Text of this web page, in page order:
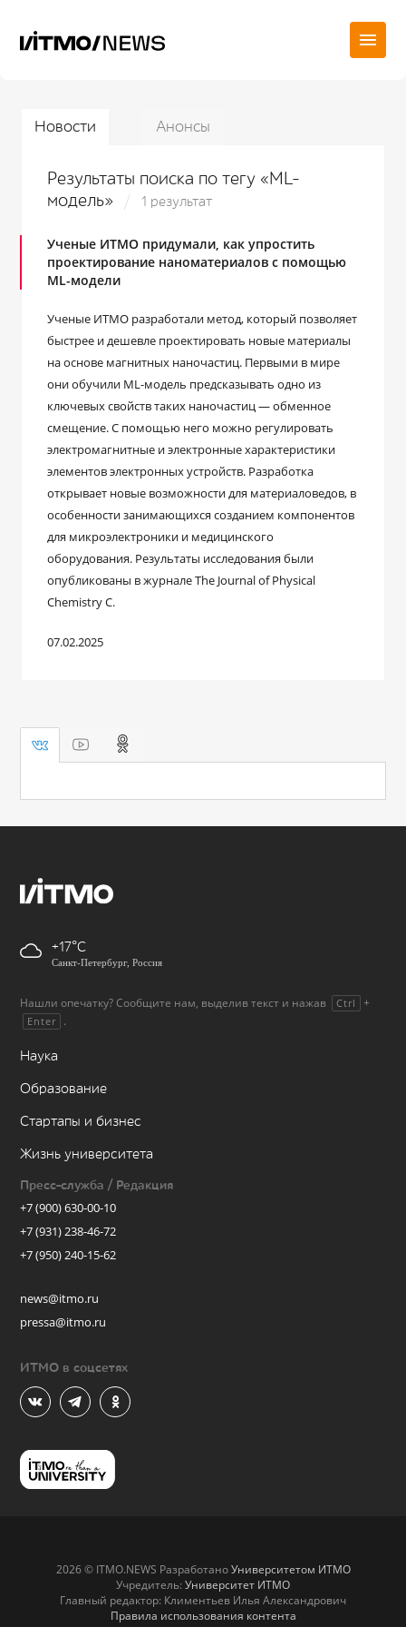
Новости Анонсы
Результаты поиска по тегу «ML-
модель»
1 результат
Ученые ИТМО придумали, как упростить
проектирование наноматериалов с помощью
ML-модели
Ученые ИТМО разработали метод, который позволяет
быстрее и дешевле проектировать новые материалы
на основе магнитных наночастиц. Первыми в мире
они обучили ML-модель предсказывать одно из
ключевых свойств таких наночастиц — обменное
смещение. С помощью него можно регулировать
электромагнитные и электронные характеристики
элементов электронных устройств. Разработка
открывает новые возможности для материаловедов, в
особенности занимающихся созданием компонентов
для микроэлектроники и медицинского
оборудования. Результаты исследования были
опубликованы в журнале The Journal of Physical
Chemistry С.
07.02.2025
+17
Санкт-Петербург, Россия
Нашли опечатку? Сообщите нам, выделив текст и нажав Ctrl +
Enter .
Наука
Образование
Стартапы и бизнес
Жизнь университета
Пресс-служба / Редакция
+7 (900) 630-00-10
+7 (931) 238-46-72
+7 (950) 240-15-62
news@itmo.ru
pressa@itmo.ru
ИТМО в соцсетях
2026 © ITMO.NEWS РазработаноУниверситетом ИТМО
Учредитель: Университет ИТМО
Главный редактор: Климентьев Илья Александрович
Правила использования контента